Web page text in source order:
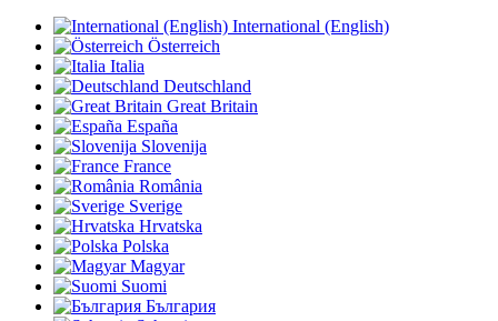
International (English)
Österreich
Italia
Deutschland
Great Britain
España
Slovenija
France
România
Sverige
Hrvatska
Polska
Magyar
Suomi
България